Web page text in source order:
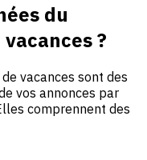
du
?
vacances sont des
vos annonces par
comprennent des